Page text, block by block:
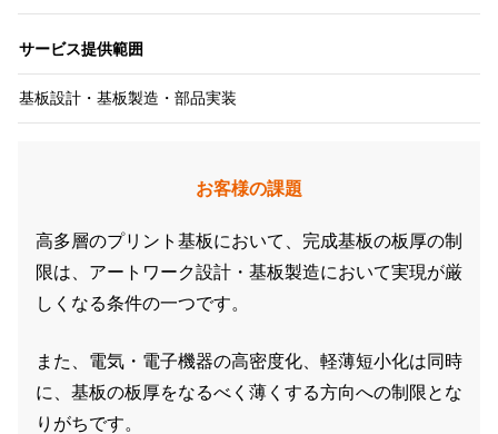
サービス提供範囲
基板設計・基板製造・部品実装
お客様の課題
高多層のプリント基板において、完成基板の板厚の制
限は、アートワーク設計・基板製造において実現が厳
しくなる条件の一つです。
また、電気・電子機器の高密度化、軽薄短小化は同時
に、基板の板厚をなるべく薄くする方向への制限とな
りがちです。